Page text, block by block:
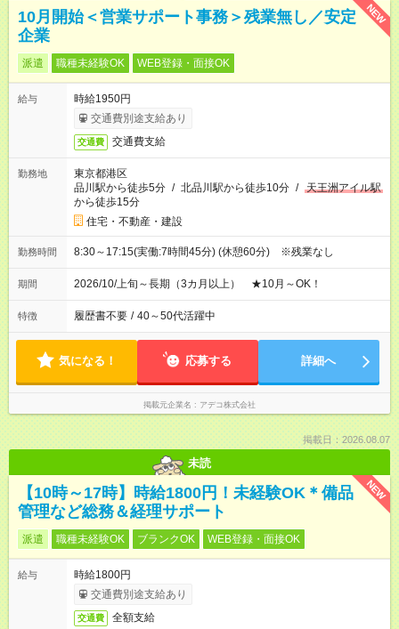
NEW
10月開始＜営業サポート事務＞残業無し／安定
企業
派遣 職種未経験OK WEB登録・面接OK
給与
時給1950円
交通費別途支給あり
交通費 交通費支給
勤務地
東京都港区
品川駅から徒歩5分 / 北品川駅から徒歩10分 / 天王洲アイル駅
から徒歩15分
住宅・不動産・建設
勤務時間 8:30～17:15(実働:7時間45分) (休憩60分) ※残業なし
期間 2026/10/上旬～長期（3カ月以上） ★10月～OK！
特徴 履歴書不要 / 40～50代活躍中
気になる！ 応募する 詳細へ
掲載元企業名 アデコ株式会社
掲載日：2026.08.07
未読
NEW
【10時～17時】時給1800円！未経験OK＊備品
管理など総務＆経理サポート
派遣 職種未経験OK ブランクOK WEB登録・面接OK
給与
時給1800円
交通費別途支給あり
交通費 全額支給